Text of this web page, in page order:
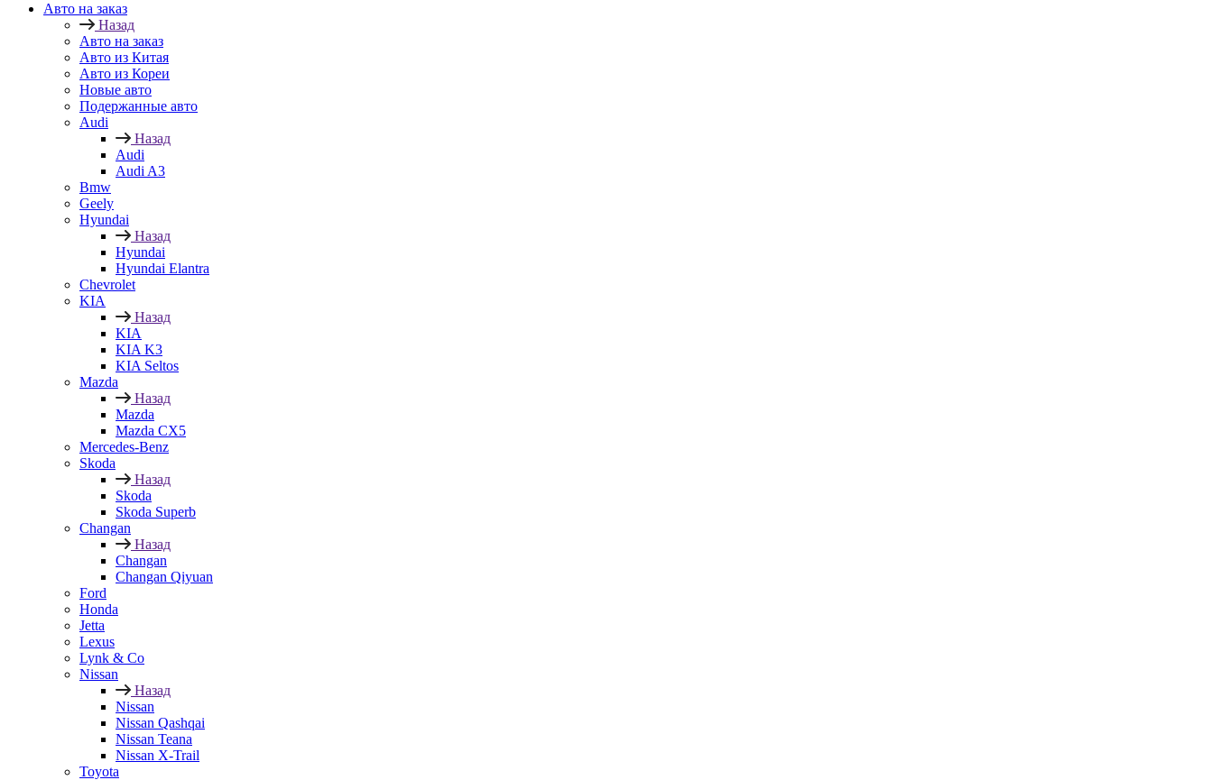
Авто на заказ
Назад
Авто на заказ
Авто из Китая
Авто из Кореи
Новые авто
Подержанные авто
Audi
Назад
Audi
Audi A3
Bmw
Geely
Hyundai
Назад
Hyundai
Hyundai Elantra
Chevrolet
KIA
Назад
KIA
KIA K3
KIA Seltos
Mazda
Назад
Mazda
Mazda CX5
Mercedes-Benz
Skoda
Назад
Skoda
Skoda Superb
Changan
Назад
Changan
Changan Qiyuan
Ford
Honda
Jetta
Lexus
Lynk & Co
Nissan
Назад
Nissan
Nissan Qashqai
Nissan Teana
Nissan X-Trail
Toyota